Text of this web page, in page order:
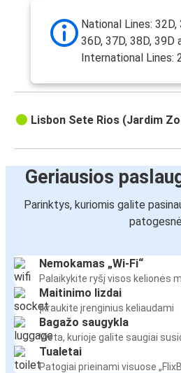
National Lines: 32D,
36D, 37D, 38D, 39D
International Lines:
Lisbon Sete Rios (Jardim
Geriausios
Parinktys, kuriomis galite
Nemokamas „Wi-Fi“
Palaikykite ryšį visos kelionės
Maitinimo lizdai
Įkraukite įrenginius keliaudami
Bagažo saugykla
Vieta, kurioje galite saugiai
Tualetai
Patogiai prieinami visuose